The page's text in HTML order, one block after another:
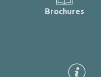
Brochures